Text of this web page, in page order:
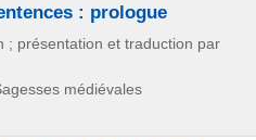
: prologue
; présentation et traduction par
médiévales